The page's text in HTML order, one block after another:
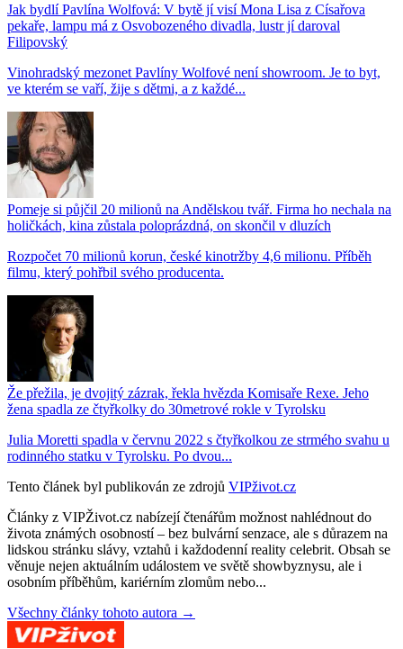
Jak bydlí Pavlína Wolfová: V bytě jí visí Mona Lisa z Císařova
pekaře, lampu má z Osvobozeného divadla, lustr jí daroval
Filipovský
Vinohradský mezonet Pavlíny Wolfové není showroom. Je to byt,
ve kterém se vaří, žije s dětmi, a z každé...
Pomeje si půjčil 20 milionů na Andělskou tvář. Firma ho nechala na
holičkách, kina zůstala poloprázdná, on skončil v dluzích
Rozpočet 70 milionů korun, české kinotržby 4,6 milionu. Příběh
filmu, který pohřbil svého producenta.
Že přežila, je dvojitý zázrak, řekla hvězda Komisaře Rexe. Jeho
žena spadla ze čtyřkolky do 30metrové rokle v Tyrolsku
Julia Moretti spadla v červnu 2022 s čtyřkolkou ze strmého svahu u
rodinného statku v Tyrolsku. Po dvou...
Tento článek byl publikován ze zdrojů VIPživot.cz
Články z VIPŽivot.cz nabízejí čtenářům možnost nahlédnout do
života známých osobností – bez bulvární senzace, ale s důrazem na
lidskou stránku slávy, vztahů i každodenní reality celebrit. Obsah se
věnuje nejen aktuálním událostem ve světě showbyznysu, ale i
osobním příběhům, kariérním zlomům nebo...
Všechny články tohoto autora →